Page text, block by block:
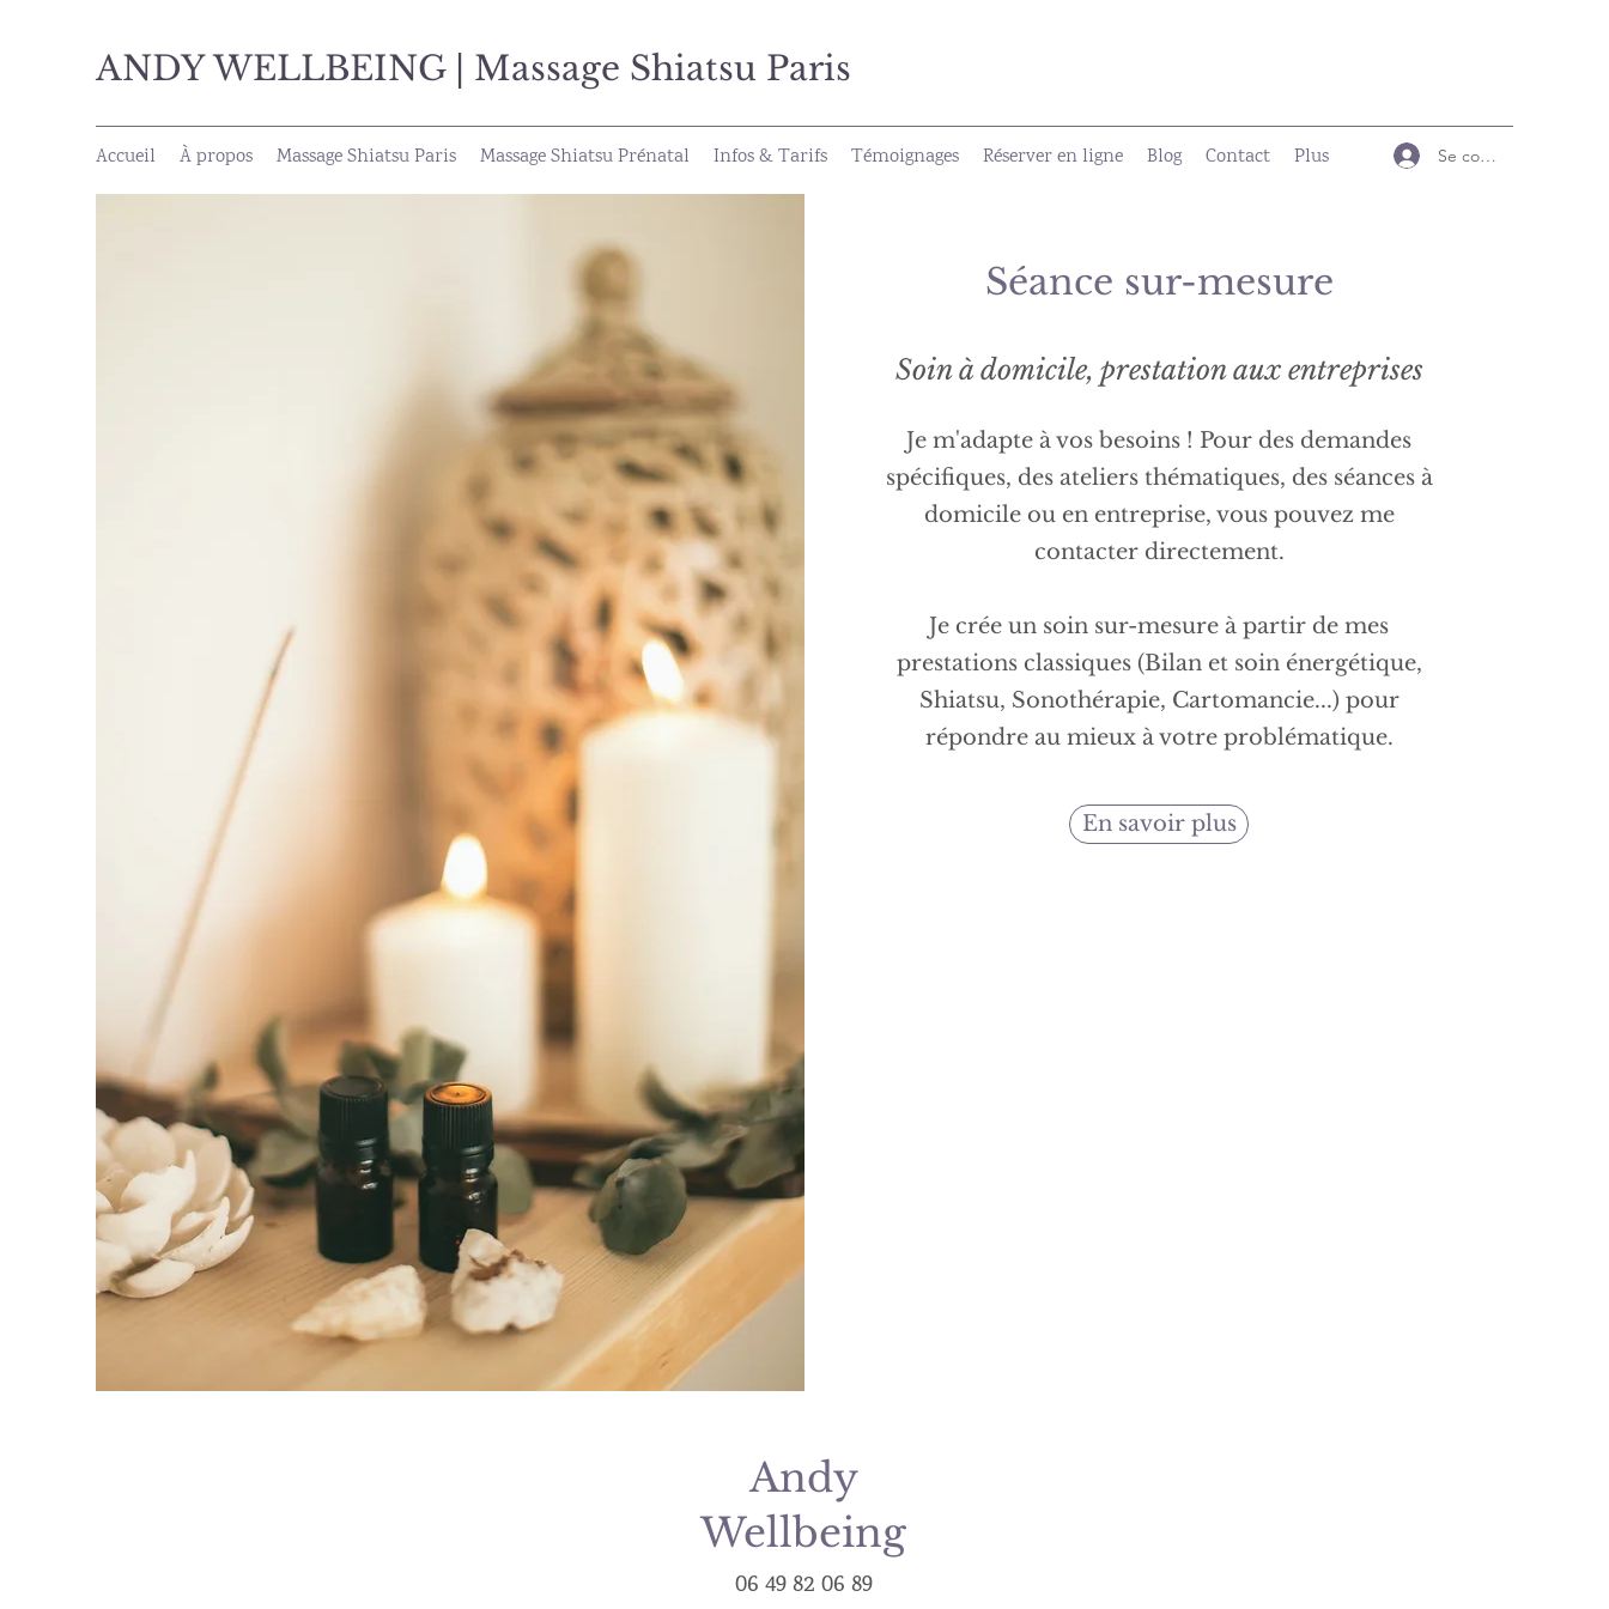
ANDY WELLBEING | Massage Shiatsu Paris
Accueil À propos Massage Shiatsu Paris Massage Shiatsu Prénatal Infos & Tarifs Témoignages Réserver en ligne Blog Contact Plus Se connecter
Séance sur-mesure
Soin à domicile, prestation aux entreprises
Je m'adapte à vos besoins ! Pour des demandes
spécifiques, des ateliers thématiques, des séances à
domicile ou en entreprise, vous pouvez me
contacter directement.
Je crée un soin sur-mesure à partir de mes
prestations classiques (Bilan et soin énergétique,
Shiatsu, Sonothérapie, Cartomancie...) pour
répondre au mieux à votre problématique.
En savoir plus
Andy
Wellbeing
06 49 82 06 89